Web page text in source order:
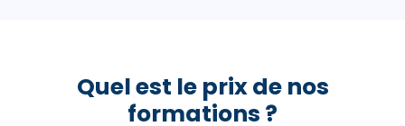
Quel est le prix de nos
formations ?